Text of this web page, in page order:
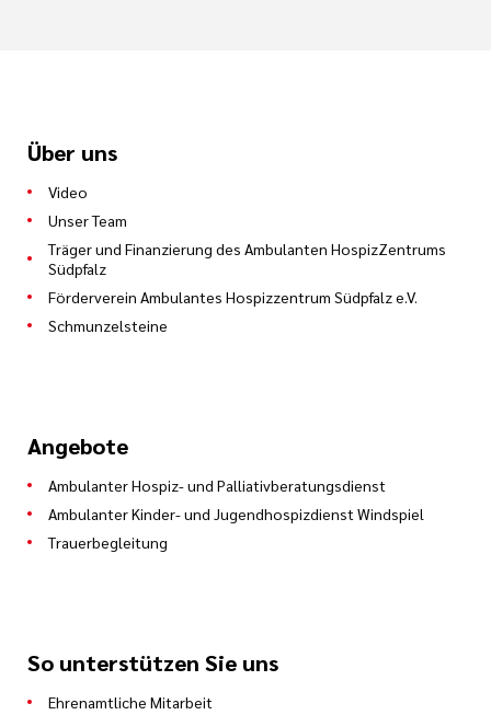
Über uns
Video
Unser Team
Träger und Finanzierung des Ambulanten HospizZentrums
Südpfalz
Förderverein Ambulantes Hospizzentrum Südpfalz e.V.
Schmunzelsteine
Angebote
Ambulanter Hospiz- und Palliativberatungsdienst
Ambulanter Kinder- und Jugendhospizdienst Windspiel
Trauerbegleitung
So unterstützen Sie uns
Ehrenamtliche Mitarbeit